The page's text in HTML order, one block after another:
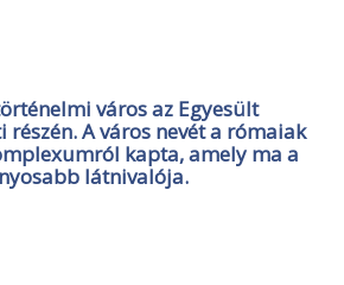
város az Egyesült
A város nevét a rómaiak
kapta, amely ma a
látnivalója.